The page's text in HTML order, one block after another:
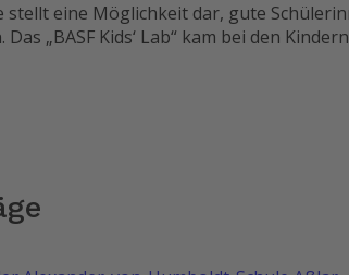
stellt eine Möglichkeit dar, gute
„BASF Kids‘ Lab“ kam bei den